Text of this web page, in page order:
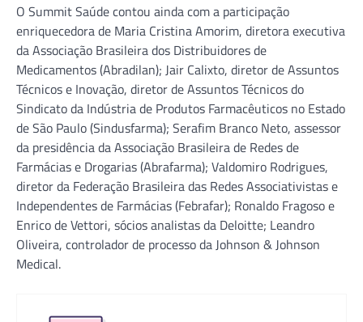
O Summit Saúde contou ainda com a participação
enriquecedora de Maria Cristina Amorim, diretora executiva
da Associação Brasileira dos Distribuidores de
Medicamentos (Abradilan); Jair Calixto, diretor de Assuntos
Técnicos e Inovação, diretor de Assuntos Técnicos do
Sindicato da Indústria de Produtos Farmacêuticos no Estado
de São Paulo (Sindusfarma); Serafim Branco Neto, assessor
da presidência da Associação Brasileira de Redes de
Farmácias e Drogarias (Abrafarma); Valdomiro Rodrigues,
diretor da Federação Brasileira das Redes Associativistas e
Independentes de Farmácias (Febrafar); Ronaldo Fragoso e
Enrico de Vettori, sócios analistas da Deloitte; Leandro
Oliveira, controlador de processo da Johnson & Johnson
Medical.